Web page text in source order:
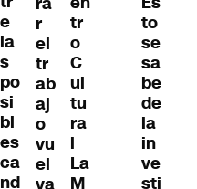
e
la
s
po
si
bl
es
ca
nd
r
el
tr
ab
aj
o
vu
el
tr
o
C
ul
tu
ra
l
La
M
to
se
sa
be
de
la
in
ve
sti